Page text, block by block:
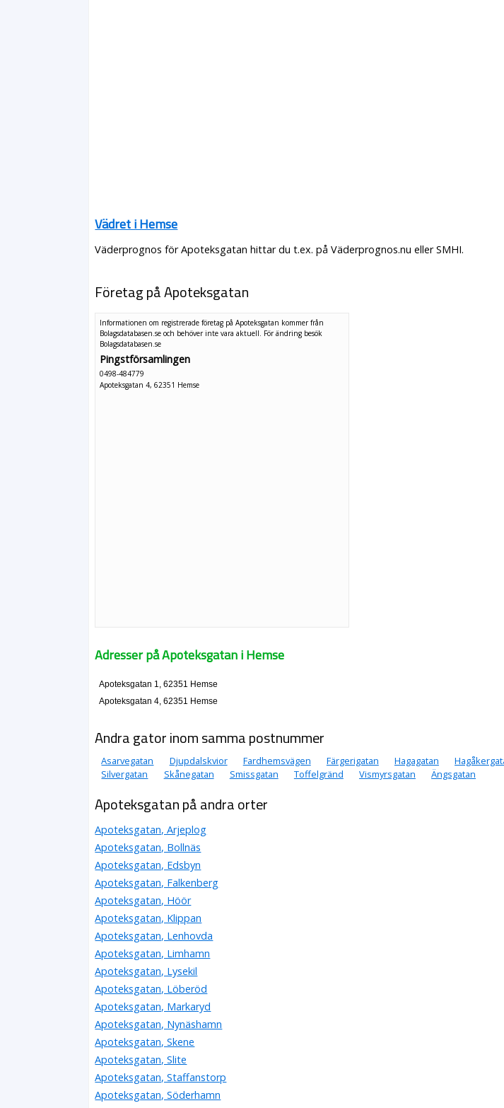
Vädret i Hemse
Väderprognos för Apoteksgatan hittar du t.ex. på Väderprognos.nu eller SMHI.
Företag på Apoteksgatan
Informationen om registrerade företag på Apoteksgatan kommer från
Bolagsdatabasen.se och behöver inte vara aktuell. För ändring besök
Bolagsdatabasen.se
Pingstförsamlingen
0498-484779
Apoteksgatan 4, 62351 Hemse
Adresser på Apoteksgatan i Hemse
Apoteksgatan 1, 62351 Hemse
Apoteksgatan 4, 62351 Hemse
Andra gator inom samma postnummer
Asarvegatan Djupdalskvior Fardhemsvägen Färgerigatan Hagagatan
Silvergatan
Skånegatan Smissgatan Toffelgränd Vismyrsgatan Ängsgatan
Apoteksgatan på andra orter
Apoteksgatan, Arjeplog
Apoteksgatan, Bollnäs
Apoteksgatan, Edsbyn
Apoteksgatan, Falkenberg
Apoteksgatan, Höör
Apoteksgatan, Klippan
Apoteksgatan, Lenhovda
Apoteksgatan, Limhamn
Apoteksgatan, Lysekil
Apoteksgatan, Löberöd
Apoteksgatan, Markaryd
Apoteksgatan, Nynäshamn
Apoteksgatan, Skene
Apoteksgatan, Slite
Apoteksgatan, Staffanstorp
Apoteksgatan, Söderhamn